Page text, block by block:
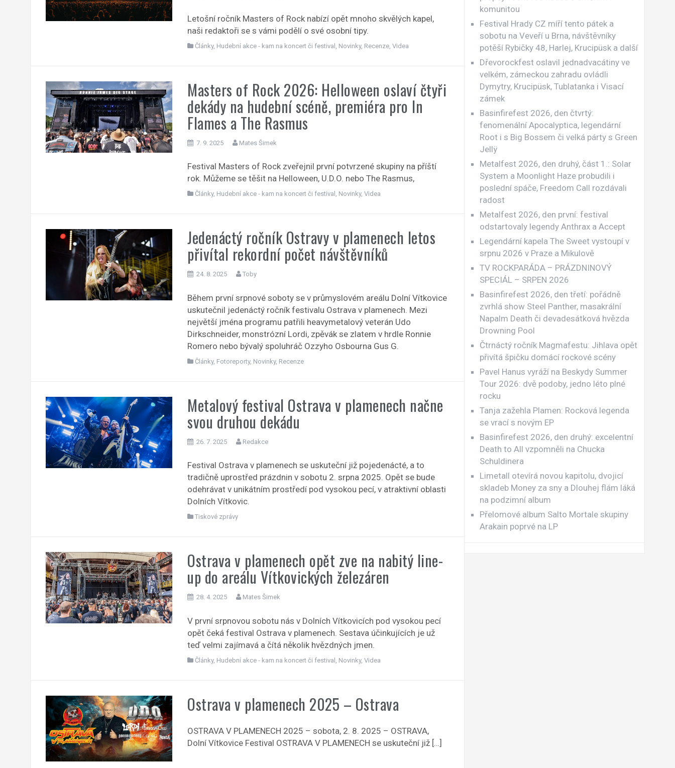
Letošní ročník Masters of Rock nabízí opět mnoho skvělých kapel,
naši redaktoři se s vámi podělí o své osobní tipy.
Články, Hudební akce - kam na koncert či festival Novinky, Recenze ,Videa
Masters of Rock 2026: Helloween oslaví čtyři
dekády na hudební scéně, premiéra pro In
Flames a The Rasmus
7. 9. 2025 Mates Šimek
Festival Masters of Rock zveřejnil první potvrzené skupiny na příští
rok. Můžeme se těšit na Helloween, U.D.O. nebo The Rasmus,
Články, Hudební akce - kam na koncert či festival , Novinky,Videa
Jedenáctý ročník Ostravy v plamenech letos
přivítal rekordní počet návštěvníků
24. 8. 2025 Toby
Během první srpnové soboty se v průmyslovém areálu Dolní Vítkovice
uskutečnil jedenáctý ročník festivalu Ostrava v plamenech. Mezi
největší jména programu patřili heavymetalový veterán Udo
Dirkschneider, monstrózní Lordi, zpěvák se zlatem v hrdle Ronnie
Romero nebo bývalý spoluhráč Ozzyho Osbourna Gus G.
Články, Fotoreporty, Novinky, Recenze
Metalový festival Ostrava v plamenech načne
svou druhou dekádu
26. 7. 2025 Redakce
Festival Ostrava v plamenech se uskuteční již pojedenácté, a to
tradičně uprostřed prázdnin v sobotu 2. srpna 2025. Opět se bude
odehrávat v unikátním prostředí pod vysokou pecí, v atraktivní oblasti
Dolních Vítkovic.
Tiskové zprávy
Ostrava v plamenech opět zve na nabitý line-
up do areálu Vítkovických železáren
28. 4. 2025 Mates Šimek
V první srpnovou sobotu nás v Dolních Vítkovicích pod vysokou pecí
opět čeká festival Ostrava v plamenech. Sestava účinkujících je už
teď velmi zajímavá a čítá několik hvězdných jmen.
Články, Hudební akce - kam na koncert či festival Novinky,Videa
Ostrava v plamenech 2025 – Ostrava
OSTRAVA V PLAMENECH 2025 – sobota, 2. 8. 2025 – OSTRAVA,
Dolní Vítkovice Festival OSTRAVA V PLAMENECH se uskuteční již […]
komunitou
Festival Hrady CZ míří tento pátek a
sobotu na Veveří u Brna, návštěvníky
potěší Rybičky 48, Harlej, Krucipüsk a další
Dřevorockfest oslavil jednadvacátiny ve
velkém, zámeckou zahradu ovládli
Dymytry, Krucipüsk, Tublatanka i Visací
zámek
Basinfirefest 2026, den čtvrtý:
fenomenální Apocalyptica, legendární
Root i s Big Bossem či velká párty s Green
Jellÿ
Metalfest 2026, den druhý, část 1.: Solar
System a Moonlight Haze probudili i
poslední spáče, Freedom Call rozdávali
radost
Metalfest 2026, den první: festival
odstartovaly legendy Anthrax a Accept
Legendární kapela The Sweet vystoupí v
srpnu 2026 v Praze a Mikulově
TV ROCKPARÁDA – PRÁZDNINOVÝ
SPECIÁL – SRPEN 2026
Basinfirefest 2026, den třetí: pořádně
zvrhlá show Steel Panther, masakrální
Napalm Death či devadesátková hvězda
Drowning Pool
Čtrnáctý ročník Magmafestu: Jihlava opět
přivítá špičku domácí rockové scény
Pavel Hanus vyráží na Beskydy Summer
Tour 2026: dvě podoby, jedno léto plné
rocku
Tanja zažehla Plamen: Rocková legenda
se vrací s novým EP
Basinfirefest 2026, den druhý: excelentní
Death to All vzpomněli na Chucka
Schuldinera
Limetall otevírá novou kapitolu, dvojicí
skladeb Money za sny a Dlouhej flám láká
na podzimní album
Přelomové album Salto Mortale skupiny
Arakain poprvé na LP